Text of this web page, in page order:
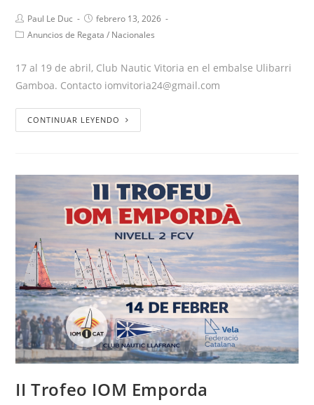
Paul Le Duc
febrero 13, 2026
Anuncios de Regata / Nacionales
17 al 19 de abril, Club Nautic Vitoria en el embalse Ulibarri
Gamboa. Contacto iomvitoria24@gmail.com
CONTINUAR LEYENDO
II Trofeo IOM Emporda